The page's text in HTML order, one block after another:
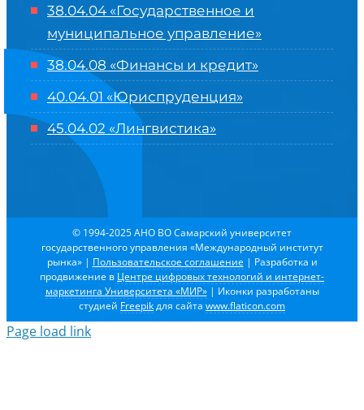
38.04.04 «Государственное и
муниципальное управление»
38.04.08 «Финансы и кредит»
40.04.01 «Юриспруденция»
45.04.02 «Лингвистика»
© 1994-2025 АНО ВО Самарский университет
государственного управления «Международный институт
рынка» | Пользовательское соглашение | Разработка и
продвижение в Центре цифровых технологий и интернет-
маркетинга Университета «МИР»| Иконки разработаны
студией Freepikдля сайта www.flaticon.com
Page load link